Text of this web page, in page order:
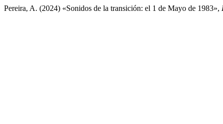
Pereira, A. (2024) «Sonidos de la transición: el 1 de Mayo de 1983»,